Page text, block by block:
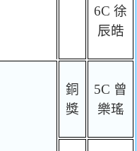
6C 徐
辰皓
銅
獎
5C 曾
樂瑤